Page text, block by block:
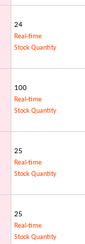
24
Real-time
Stock Quantity
100
Real-time
Stock Quantity
25
Real-time
Stock Quantity
25
Real-time
Stock Quantity